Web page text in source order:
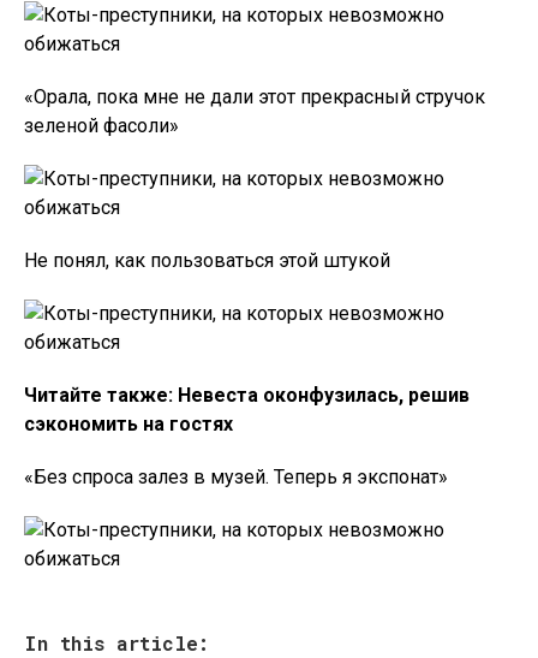
«Орала, пока мне не дали этот прекрасный стручок
зеленой фасоли»
Не понял, как пользоваться этой штукой
Читайте также: Невеста оконфузилась, решив
сэкономить на гостях
«Без спроса залез в музей. Теперь я экспонат»
In this article: